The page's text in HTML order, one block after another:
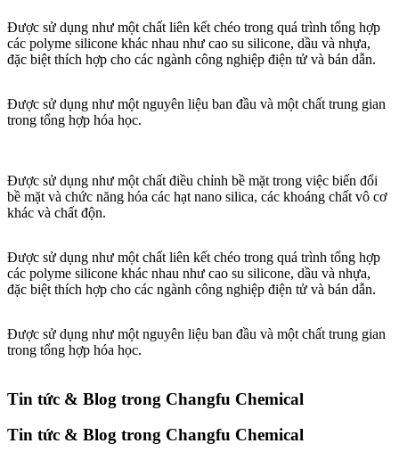
Được sử dụng như một chất liên kết chéo trong quá trình tổng hợp
các polyme silicone khác nhau như cao su silicone, dầu và nhựa,
đặc biệt thích hợp cho các ngành công nghiệp điện tử và bán dẫn.
Được sử dụng như một nguyên liệu ban đầu và một chất trung gian
trong tổng hợp hóa học.
Được sử dụng như một chất điều chỉnh bề mặt trong việc biến đổi
bề mặt và chức năng hóa các hạt nano silica, các khoáng chất vô cơ
khác và chất độn.
Được sử dụng như một chất liên kết chéo trong quá trình tổng hợp
các polyme silicone khác nhau như cao su silicone, dầu và nhựa,
đặc biệt thích hợp cho các ngành công nghiệp điện tử và bán dẫn.
Được sử dụng như một nguyên liệu ban đầu và một chất trung gian
trong tổng hợp hóa học.
Tin tức & Blog trong Changfu Chemical
Tin tức & Blog trong Changfu Chemical